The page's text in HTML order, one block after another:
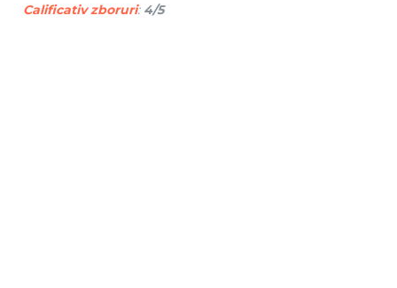
Calificativ zboruri:4/5